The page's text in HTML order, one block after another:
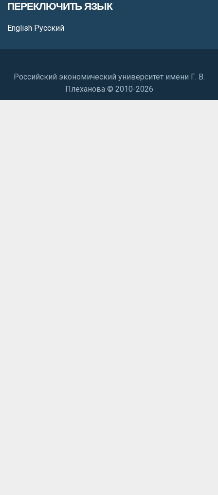
ПЕРЕКЛЮЧИТЬ ЯЗЫК
English Русский
Российский экономический университет имени Г. В.
Плеханова © 2010-2026